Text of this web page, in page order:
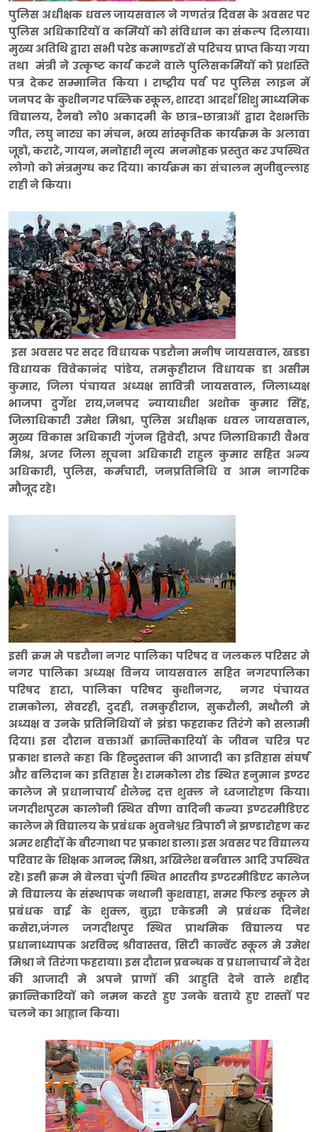
पुलिस अधीक्षक धवल जायसवाल ने गणतंत्र दिवस के अवसर पर
पुलिस अधिकारियों व कर्मियों को संविधान का संकल्प दिलाया।
मुख्य अतिथि द्वारा सभी परेड कमाण्डरों से परिचय प्राप्त किया गया
तथा मंत्री ने उत्कृष्ट कार्य करने वाले पुलिसकर्मियों को प्रशस्ति
पत्र देकर सम्मानित किया । राष्ट्रीय पर्व पर पुलिस लाइन में
जनपद के कुशीनगर पब्लिक स्कूल, शारदा आदर्श शिशु माध्यमिक
विद्यालय, रैनबो लो0 अकादमी के छात्र-छात्राओं द्वारा देशभक्ति
गीत, लघु नाट्य का मंचन, भव्य सांस्कृतिक कार्यक्रम के अलावा
जूडो, कराटे, गायन, मनोहारी नृत्य मनमोहक प्रस्तुत कर उपस्थित
लोगो को मंत्रमुग्ध कर दिया। कार्यक्रम का संचालन मुजीबुल्लाह
राही ने किया।
इस अवसर पर सदर विधायक पडरौना मनीष जायसवाल, खडडा
विधायक विवेकानंद पांडेय, तमकुहीराज विधायक डा असीम
कुमार, जिला पंचायत अध्यक्ष सावित्री जायसवाल, जिलाध्यक्ष
भाजपा दुर्गेश राय,जनपद न्यायाधीश अशोक कुमार सिंह,
जिलाधिकारी उमेश मिश्रा, पुलिस अधीक्षक धवल जायसवाल,
मुख्य विकास अधिकारी गुंजन द्विवेदी, अपर जिलाधिकारी वैभव
मिश्र, अजर जिला सूचना अधिकारी राहुल कुमार सहित अन्य
अधिकारी, पुलिस, कर्मचारी, जनप्रतिनिधि व आम नागरिक
मौजूद रहे।
इसी क्रम मे पडरौना नगर पालिका परिषद व जलकल परिसर मे
नगर पालिका अध्यक्ष विनय जायसवाल सहित नगरपालिका
परिषद हाटा, पालिका परिषद कुशीनगर, नगर पंचायत
रामकोला, सेवरही, दुदही, तमकुहीराज, सुकरौली, मथौली मे
अध्यक्ष व उनके प्रतिनिधियों ने झंडा फहराकर तिरंगे को सलामी
दिया। इस दौरान वक्ताओं क्रान्तिकारियों के जीवन चरित्र पर
प्रकाश डालते कहा कि हिन्दुस्तान की आजादी का इतिहास संघर्ष
और बलिदान का इतिहास है। रामकोला रोड स्थित हनुमान इण्टर
कालेज मे प्रधानाचार्य शैलेन्द्र दत्त शुक्ल ने ध्वजारोहण किया।
जगदीशपुरम कालोनी स्थित वीणा वादिनी कन्या इण्टरमीडिएट
कालेज मे विद्यालय के प्रबंधक भुवनेश्वर त्रिपाठी ने झण्डारोहण कर
अमर शहीदों के बीरगाथा पर प्रकाश डाला। इस अवसर पर विद्यालय
परिवार के शिक्षक आनन्द मिश्रा, अखिलेश बर्नवाल आदि उपस्थित
रहे। इसी क्रम मे बेलवा चुंगी स्थित भारतीय इण्टरमीडिएट कालेज
मे विद्यालय के संस्थापक नथानी कुशवाहा, समर फिल्ड स्कूल मे
प्रबंधक वाई के शुक्ल, बुद्धा एकेडमी मे प्रबंधक दिनेश
कसेरा,जंगल जगदीशपुर स्थित प्राथमिक विद्यालय पर
प्रधानाध्यापक अरविन्द श्रीवास्तव, सिटी कान्वेंट स्कूल मे उमेश
मिश्रा ने तिरंगा फहराया। इस दौरान प्रबन्धक व प्रधानाचार्य ने देश
की आजादी मे अपने प्राणों की आहुति देने वाले शहीद
क्रान्तिकारियों को नमन करते हुए उनके बताये हुए रास्तों पर
चलने का आह्वान किया।